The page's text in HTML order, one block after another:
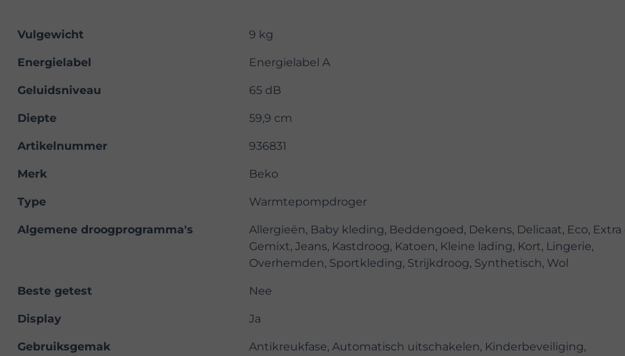
Vulgewicht 9 kg
Energielabel Energielabel A
Geluidsniveau 65 dB
Diepte 59,9 cm
Artikelnummer 936831
Merk Beko
Type Warmtepompdroger
Algemene droogprogramma's
Allergieën, Baby kleding, Beddengoed, Dekens, Delicaat, Eco, Extra
Gemixt, Jeans, Kastdroog, Katoen, Kleine lading, Kort, Lingerie,
Overhemden, Sportkleding, Strijkdroog, Synthetisch, Wol
Beste getest Nee
Display Ja
Gebruiksgemak
Antikreukfase, Automatisch uitschakelen, Kinderbeveiliging,